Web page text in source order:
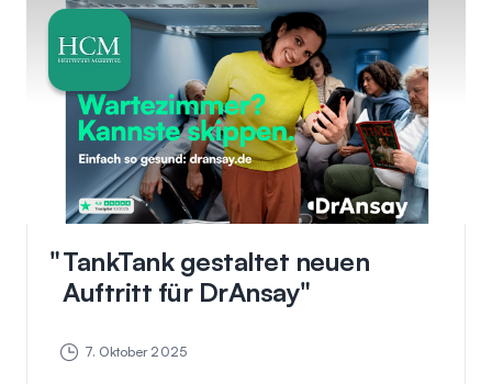
TankTank gestaltet neuen
Auftritt für DrAnsay
7. Oktober 2025